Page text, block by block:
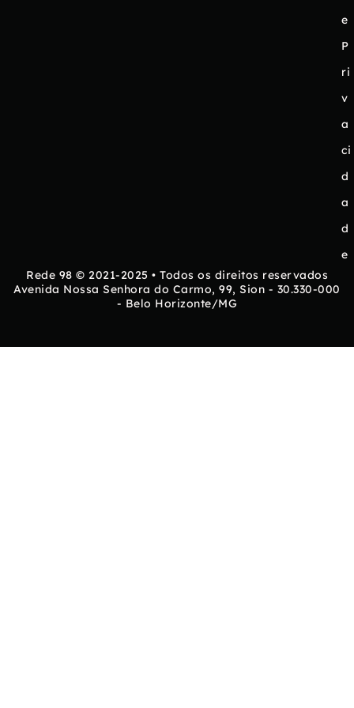
e
P
ri
v
a
ci
d
a
d
e
Rede 98 © 2021-2025 • Todos os direitos reservados
Avenida Nossa Senhora do Carmo, 99, Sion - 30.330-000
- Belo Horizonte/MG